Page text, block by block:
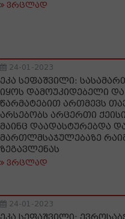
ვრცლად
24-01-2023
ეკა სეფაშვილი:
იყოს დამოუკიდებელი და
წარმატებით ართმევს
არსებობს არცერთი
მაინც დაადასტურებდა
მართლმსაჯულებაზე
ზეგავლენას
ვრცლად
24-01-2023